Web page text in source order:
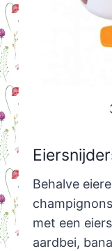
Behalve
met een
aardbei,